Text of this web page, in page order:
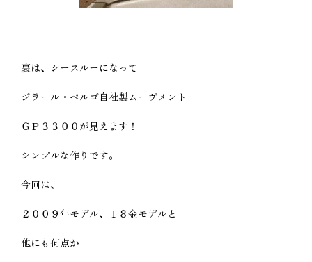
裏は、シースルーになって
ジラール・ペルゴ自社製ムーヴメント
ＧＰ３３００が見えます！
シンプルな作りです。
今回は、
２００９年モデル、１８金モデルと
他にも何点か